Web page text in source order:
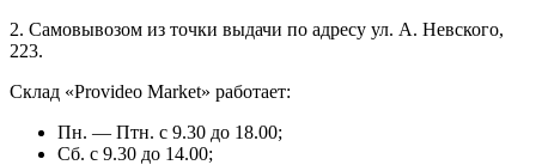
2. Самовывозом из точки выдачи по адресу ул. А. Невского,
223.
Склад «Provideo Market» работает:
Пн. — Птн. с 9.30 до 18.00;
Сб. с 9.30 до 14.00;